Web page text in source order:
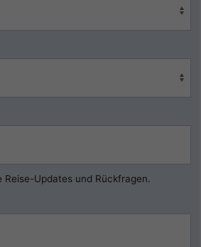
Updates und Rückfragen.